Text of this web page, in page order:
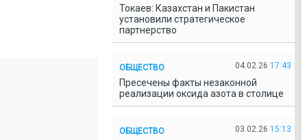
Токаев: Казахстан и Пакистан
установили стратегическое
партнерство
ОБЩЕСТВО 04.02.26 17:43
Пресечены факты незаконной
реализации оксида азота в столице
ОБЩЕСТВО 03.02.26 15:13